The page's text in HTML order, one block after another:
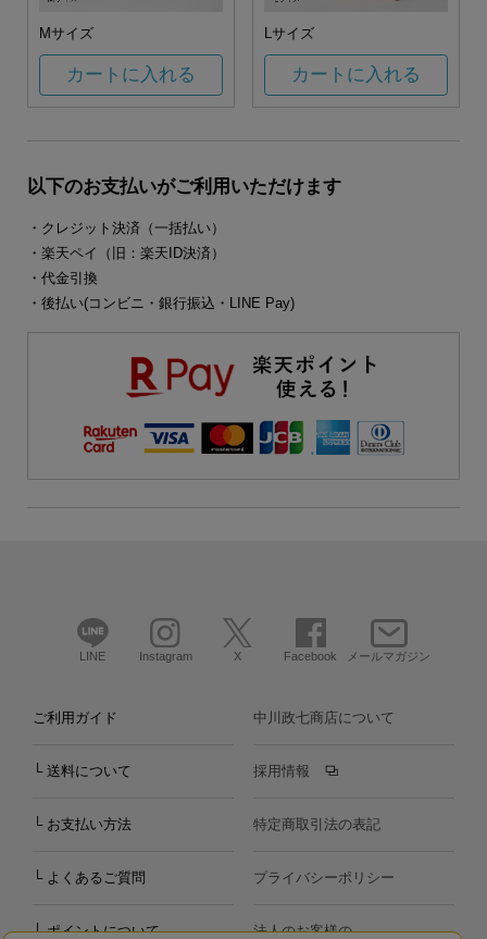
Mサイズ
カートに入れる
Lサイズ
カートに入れる
以下のお支払いがご利用いただけます
・クレジット決済（一括払い）
・楽天ペイ（旧：楽天ID決済）
・代金引換
・後払い(コンビニ・銀行振込・LINE Pay)
LINE Instagram X Facebook メールマガジン
ご利用ガイド
└ 送料について
└ お支払い方法
└ よくあるご質問
└ ポイントについて
中川政七商店について
採用情報
特定商取引法の表記
プライバシーポリシー
法人のお客様の